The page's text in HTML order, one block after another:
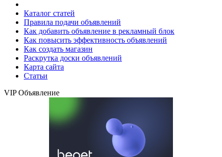
Каталог статей
Правила подачи объявлений
Как добавить объявление в рекламный блок
Как повысить эффективность объявлений
Как создать магазин
Раскрутка доски объявлений
Карта сайта
Статьи
VIP Объявление